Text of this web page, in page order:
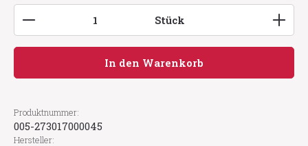
Produkt Anzahl: Gib den gewünschten Wert
Stück
In den Warenkorb
Produktnummer:
005-273017000045
Hersteller: